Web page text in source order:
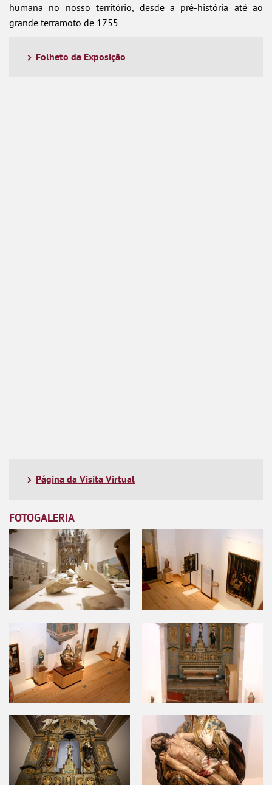
humana no nosso território, desde a pré-história até ao
grande terramoto de 1755.
Folheto da Exposição
Página da Visita Virtual
FOTOGALERIA